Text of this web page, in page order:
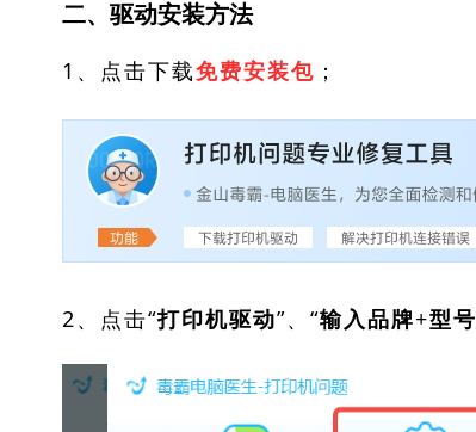
二、驱动安装方法
1、点击下载免费安装包 ；
2、点击“打印机驱动”、“输入品牌+型号